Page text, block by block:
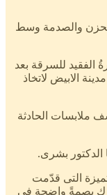
والصدمة وسط
الفقيد للسرقة بعد
الابيض لاتخاذ
ملابسات الحادثة
الدكتور بشرى.
التى قدّمت
بصمةً واضحة فى